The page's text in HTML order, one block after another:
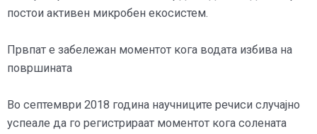
постои активен микробен екосистем.
Првпат е забележан моментот кога водата избива на
површината
Во септември 2018 година научниците речиси случајно
успеале да го регистрираат моментот кога солената